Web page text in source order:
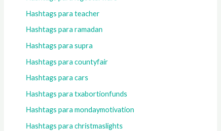
Hashtags para teacher
Hashtags para ramadan
Hashtags para supra
Hashtags para countyfair
Hashtags para cars
Hashtags para txabortionfunds
Hashtags para mondaymotivation
Hashtags para christmaslights